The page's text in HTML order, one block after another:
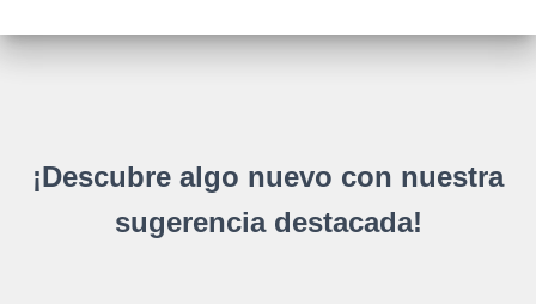
¡Descubre algo nuevo con nuestra
sugerencia destacada!